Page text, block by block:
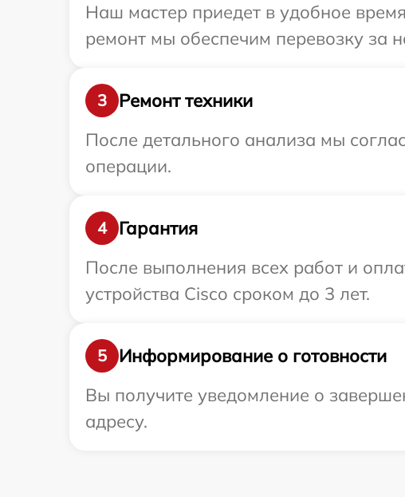
Наш мастер приедет в удобное
ремонт мы обеспечим перевозку за
3
Ремонт техники
После детального анализа мы
операции.
4
Гарантия
После выполнения всех работ и
устройства Cisco сроком до 3 лет.
5
Информирование о готовности
Вы получите уведомление о
адресу.